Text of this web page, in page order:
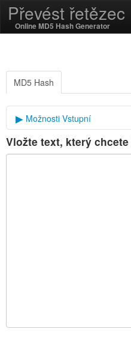
Převést řetězec
Online MD5 Hash Generator
Čeština
SSL On
Kódování / Decode
MD5 Hash
Možnosti Vstupní
kryptografický sůl
Vložte text, který